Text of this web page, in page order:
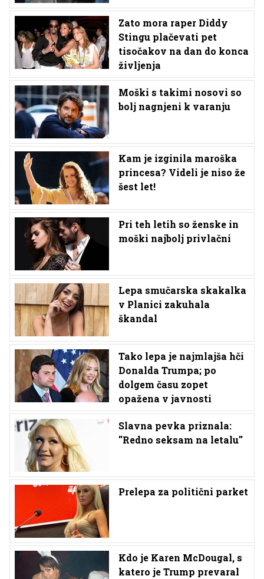
Zato mora raper Diddy
Stingu plačevati pet
tisočakov na dan do konca
življenja
Moški s takimi nosovi so
bolj nagnjeni k varanju
Kam je izginila maroška
princesa? Videli je niso že
šest let!
Pri teh letih so ženske in
moški najbolj privlačni
Lepa smučarska skakalka
v Planici zakuhala
škandal
Tako lepa je najmlajša hči
Donalda Trumpa; po
dolgem času zopet
opažena v javnosti
Slavna pevka priznala:
''Redno seksam na letalu''
Prelepa za politični parket
Kdo je Karen McDougal, s
katero je Trump prevaral